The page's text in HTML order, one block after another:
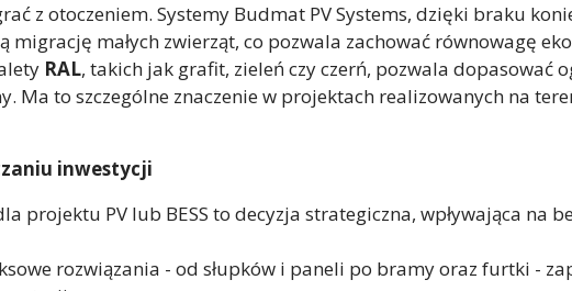
z otoczeniem. Systemy Budmat PV Systems, dzięki braku
małych zwierząt, co pozwala zachować równowagę
RAL, takich jak grafit, zieleń czy czerń, pozwala dopasować
Ma to szczególne znaczenie w projektach realizowanych na
inwestycji
PV lub BESS to decyzja strategiczna, wpływająca na
rozwiązania - od słupków i paneli po bramy oraz furtki -